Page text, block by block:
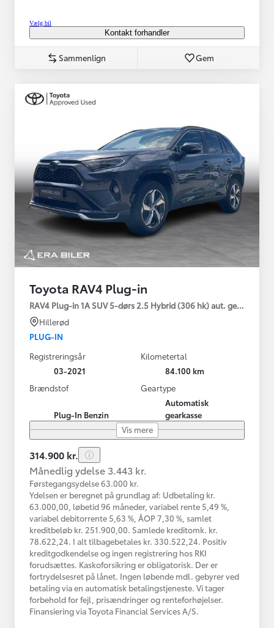
Vælg bil
Kontakt forhandler
Sammenlign Gem
Toyota RAV4 Plug-in
RAV4 Plug-in 1A SUV 5-dørs 2.5 Hybrid (306 hk) aut. gear
Hillerød
PLUG-IN
Registreringsår
03-2021
Kilometertal
84.100 km
Brændstof
Plug-In Benzin
Geartype
Automatisk
gearkasse
Vis mere
314.900 kr.
Månedlig ydelse 3.443 kr.
Førstegangsydelse 63.000 kr.
Ydelsen er beregnet på grundlag af: Udbetaling kr.
63.000,00, løbetid 96 måneder, variabel rente 5,49 %,
variabel debitorrente 5,63 %, ÅOP 7,30 %, samlet
kreditbeløb kr. 251.900,00. Samlede kreditomk. kr.
78.622,24. I alt tilbagebetales kr. 330.522,24. Positiv
kreditgodkendelse og ingen registrering hos RKI
forudsættes. Kaskoforsikring er obligatorisk. Der er
fortrydelsesret på lånet. Ingen løbende mdl. gebyrer ved
betaling via en automatisk betalingstjeneste. Vi tager
forbehold for fejl, prisændringer og renteforhøjelser.
Finansiering via Toyota Financial Services A/S.